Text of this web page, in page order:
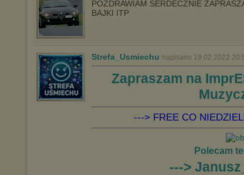
dokonując odpowiednich zmian w ustawieniach przeglądarki
internetowej.
Pełną informację na ten temat znajdziesz pod adresem
http://chomikuj.pl/PolitykaPrywatnosci.aspx
POZDRAWIAM SERDECZNIE
BAJKI ITP
Strefa_Usmiechu napisano 19.02.2022
Zapraszam na
---> FREE CO
Polecam
--->